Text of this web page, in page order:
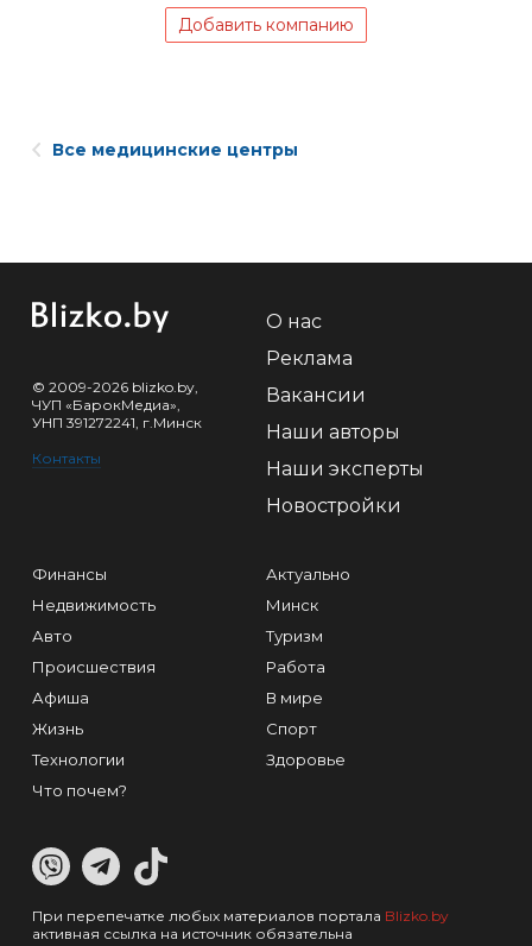
Добавить компанию
Все медицинские центры
© 2009-2026 blizko.by,
ЧУП «БарокМедиа»,
УНП 391272241, г.Минск
Контакты
О нас
Реклама
Вакансии
Наши авторы
Наши эксперты
Новостройки
Финансы
Недвижимость
Авто
Происшествия
Афиша
Жизнь
Технологии
Что почем?
Актуально
Минск
Туризм
Работа
В мире
Спорт
Здоровье
При перепечатке любых материалов портала Blizko.by
активная ссылка на источник обязательна